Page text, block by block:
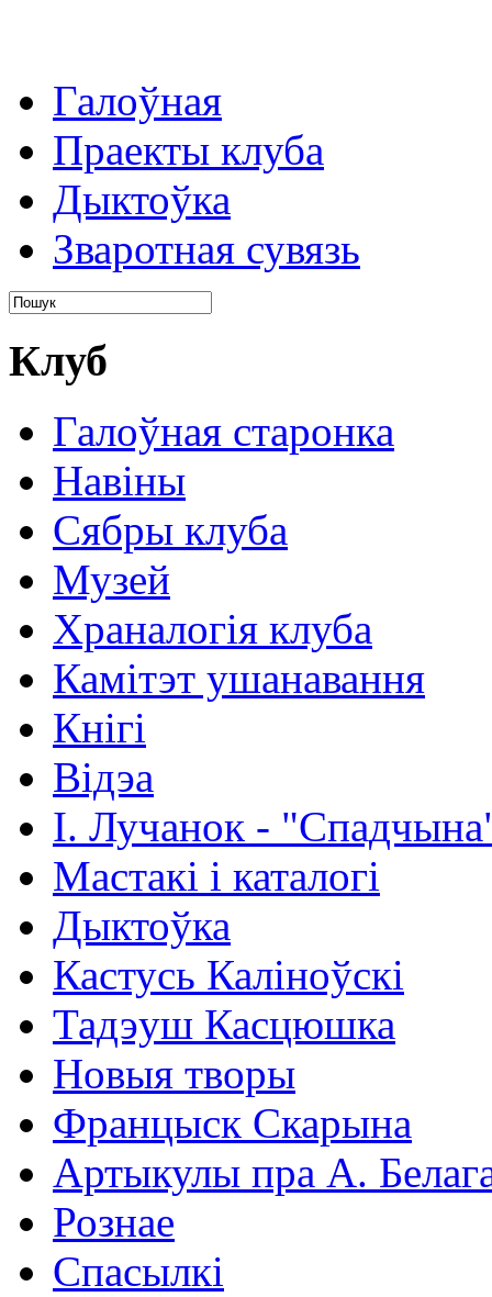
Галоўная
Праекты клуба
Дыктоўка
Зваротная сувязь
Клуб
Галоўная старонка
Навіны
Сябры клуба
Музей
Храналогія клуба
Камітэт ушанавання
Кнігі
Відэа
І. Лучанок -
Мастакі i каталогi
Дыктоўка
Кастусь Каліноўскі
Тадэуш Касцюшка
Новыя творы
Францыск Скарына
Артыкулы пра А.
Рознае
Спасылкі